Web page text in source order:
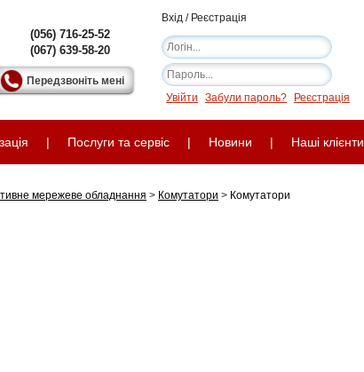
(056) 716-25-52
(067) 639-58-20
Передзвоніть мені
Вхід / Реєстрація
Увійти Забули пароль? Реєстрація
| Послуги та сервіс | Новини | Наші клієнти
мережеве обладнання > Комутатори > Комутатори